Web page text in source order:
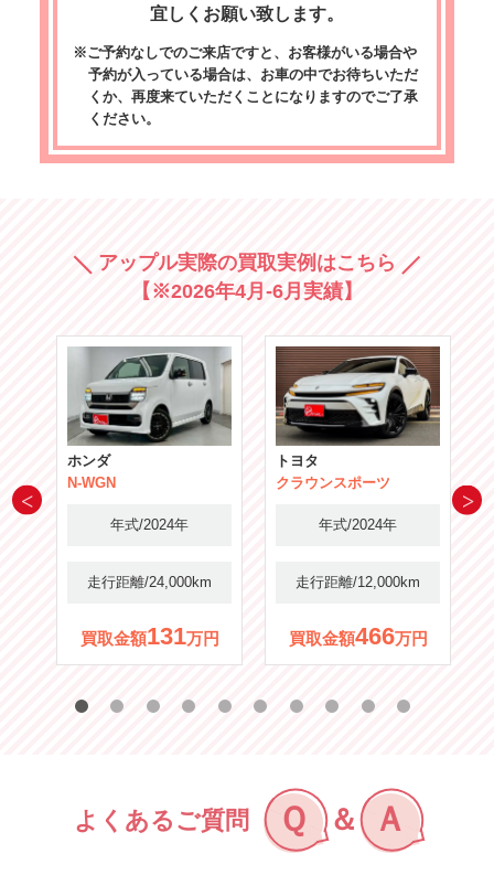
宜しくお願い致します。
※ご予約なしでのご来店ですと、お客様がいる場合や
予約が入っている場合は、お車の中でお待ちいただ
くか、再度来ていただくことになりますのでご了承
ください。
アップル実際の買取実例はこちら
【※2026年4月-6月実績】
ホンダ
N-WGN
年式/2024年
走行距離/24,000km
買取金額131万円
トヨタ
クラウンスポーツ
年式/2024年
走行距離/12,000km
買取金額466万円
よくあるご質問 Ｑ ＆ Ａ